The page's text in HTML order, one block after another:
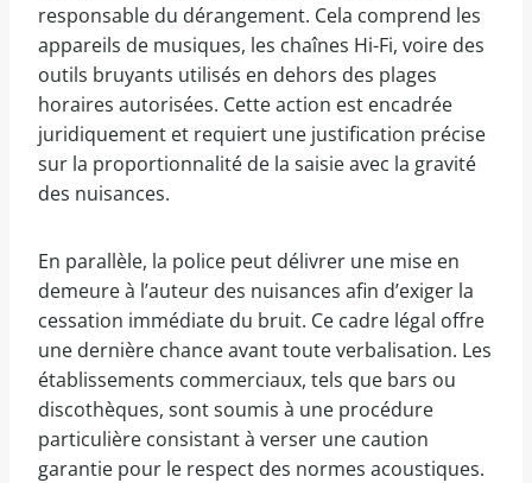
responsable du dérangement. Cela comprend les
appareils de musiques, les chaînes Hi-Fi, voire des
outils bruyants utilisés en dehors des plages
horaires autorisées. Cette action est encadrée
juridiquement et requiert une justification précise
sur la proportionnalité de la saisie avec la gravité
des nuisances.
En parallèle, la police peut délivrer une mise en
demeure à l’auteur des nuisances afin d’exiger la
cessation immédiate du bruit. Ce cadre légal offre
une dernière chance avant toute verbalisation. Les
établissements commerciaux, tels que bars ou
discothèques, sont soumis à une procédure
particulière consistant à verser une caution
garantie pour le respect des normes acoustiques.